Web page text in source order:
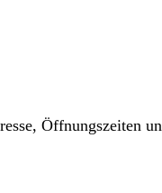
Öffnungszeiten